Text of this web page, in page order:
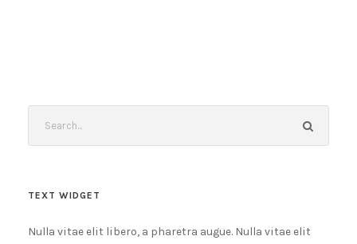
TEXT WIDGET
Nulla vitae elit libero, a pharetra augue. Nulla vitae elit